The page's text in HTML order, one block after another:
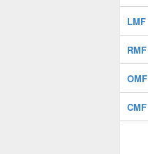
LMF
RMF
OMF
CMF